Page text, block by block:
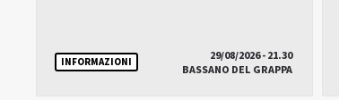
INFORMAZIONI
29/08/2026 - 21.30
BASSANO DEL GRAPPA